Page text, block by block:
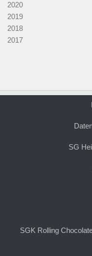
2020
2019
2018
2017
SG
SGK Rolling